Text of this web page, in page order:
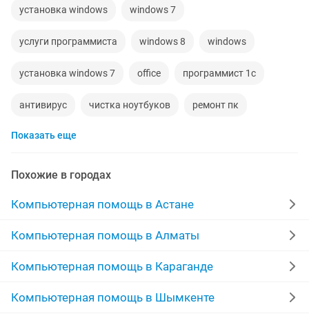
установка windows windows 7
услуги программиста windows 8 windows
установка windows 7 office программист 1с
антивирус чистка ноутбуков ремонт пк
windows 7 ноутбук
установка программ на компьютер
windows компьютер windows 10
установка антивируса компьютер выезд
windows office переустановка windows
Показать еще
Похожие в городах
Компьютерная помощь в Астане
Компьютерная помощь в Алматы
Компьютерная помощь в Караганде
Компьютерная помощь в Шымкенте